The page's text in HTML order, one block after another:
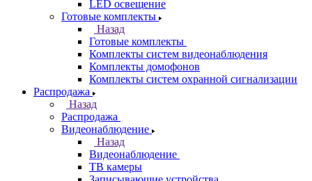
LED освещение
Готовые комплекты
Назад
Готовые комплекты
Комплекты систем видеонаблюдения
Комплекты домофонов
Комплекты систем охранной сигнализации
Распродажа
Назад
Распродажа
Видеонаблюдение
Назад
Видеонаблюдение
ТВ камеры